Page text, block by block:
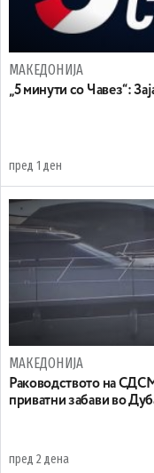
МАКЕДОНИЈА
„5 минути со Чавез“:
пред 1 ден
МАКЕДОНИЈА
Раководството на СДСМ
приватни забави во
пред 2 дена